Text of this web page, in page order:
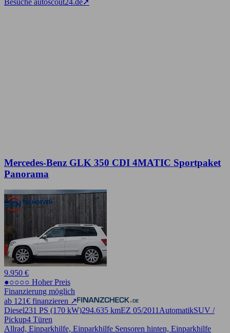
Besuche autoscout24.de➚
Mercedes-Benz GLK 350 CDI 4MATIC Sportpaket
Panorama
9.950 €
●○○○○ Hoher Preis
Finanzierung möglich
ab 121€ finanzieren ↗
Diesel231 PS (170 kW)294.635 kmEZ 05/2011 AutomatikSUV /
Pickup4 Türen
Allrad, Einparkhilfe, Einparkhilfe Sensoren hinten, Einparkhilfe